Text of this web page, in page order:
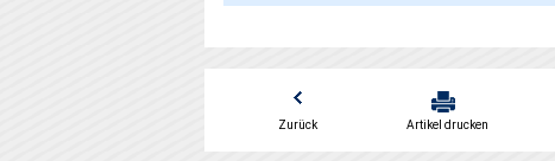
Zurück Artikel drucken